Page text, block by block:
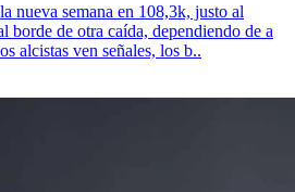
nueva semana en 108,3k, justo al
borde de otra caída, dependiendo de a
alcistas ven señales, los b..